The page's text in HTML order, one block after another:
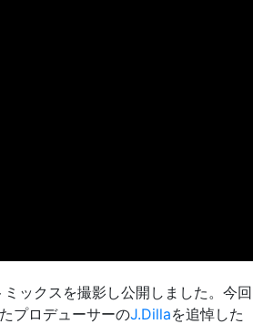
ックスを撮影し公開しました。今回
プロデューサーのJ.Dillaを追悼した